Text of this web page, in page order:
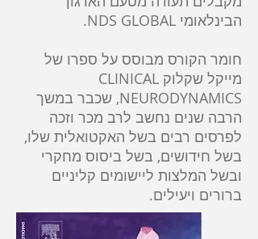
הבינלאומי NDS GLOBAL.
חומר הקורס מבוסס על ספרו של
מייקל שקלוק CLINICAL
NEURODYNAMICS, שכבר במשך
הרבה שנים נחשב לרב מכר וזכה
לפרסים רבים בשל האקטואלית שלו,
בשל חידושים, בשל ביסוס מחקרי
ובשל המלצות ליישומים קליניים
ברורים ויעילים.